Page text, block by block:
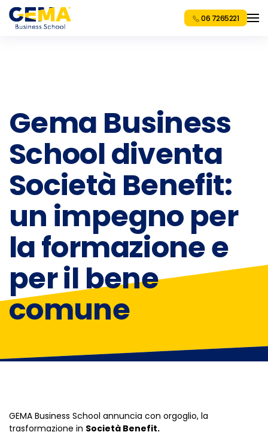
06 7265221
Gema Business
School diventa
Società Benefit:
un impegno per
la formazione e
per il bene
comune
GEMA Business School annuncia con orgoglio, la
trasformazione in Società Benefit.